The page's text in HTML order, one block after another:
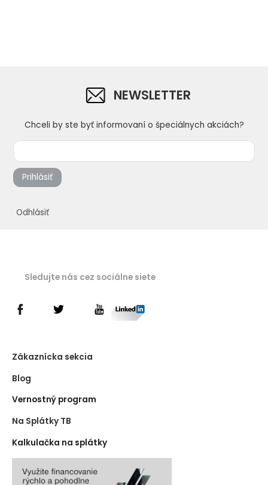
NEWSLETTER
Chceli by ste byť informovaní o špeciálnych akciách?
Prihlásiť
Odhlásiť
Sledujte nás cez sociálne siete
Zákaznícka sekcia
Blog
Vernostný program
Na Splátky TB
Kalkulačka na splátky